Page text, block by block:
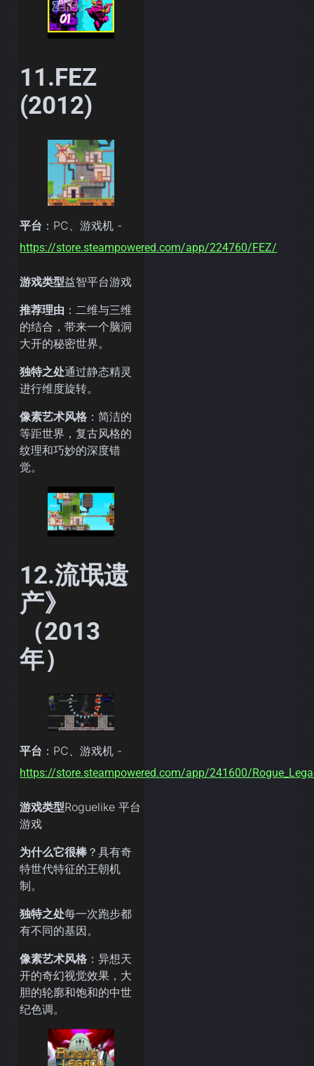
11.FEZ
(2012)
平台 ：PC、游戏机 -
https://store.steampowered.com/app/224760/FEZ/
游戏类型益智平台游戏
推荐理由 ：二维与三维
的结合，带来一个脑洞
大开的秘密世界。
独特之处通过静态精灵
进行维度旋转。
像素艺术风格 ：简洁的
等距世界，复古风格的
纹理和巧妙的深度错
觉。
12.流氓遗
产》
（2013
年）
平台 ：PC、游戏机 -
https://store.steampowered.com/app/241600/
游戏类型Roguelike 平台
游戏
为什么它很棒 ？具有奇
特世代特征的王朝机
制。
独特之处每一次跑步都
有不同的基因。
像素艺术风格 ：异想天
开的奇幻视觉效果，大
胆的轮廓和饱和的中世
纪色调。